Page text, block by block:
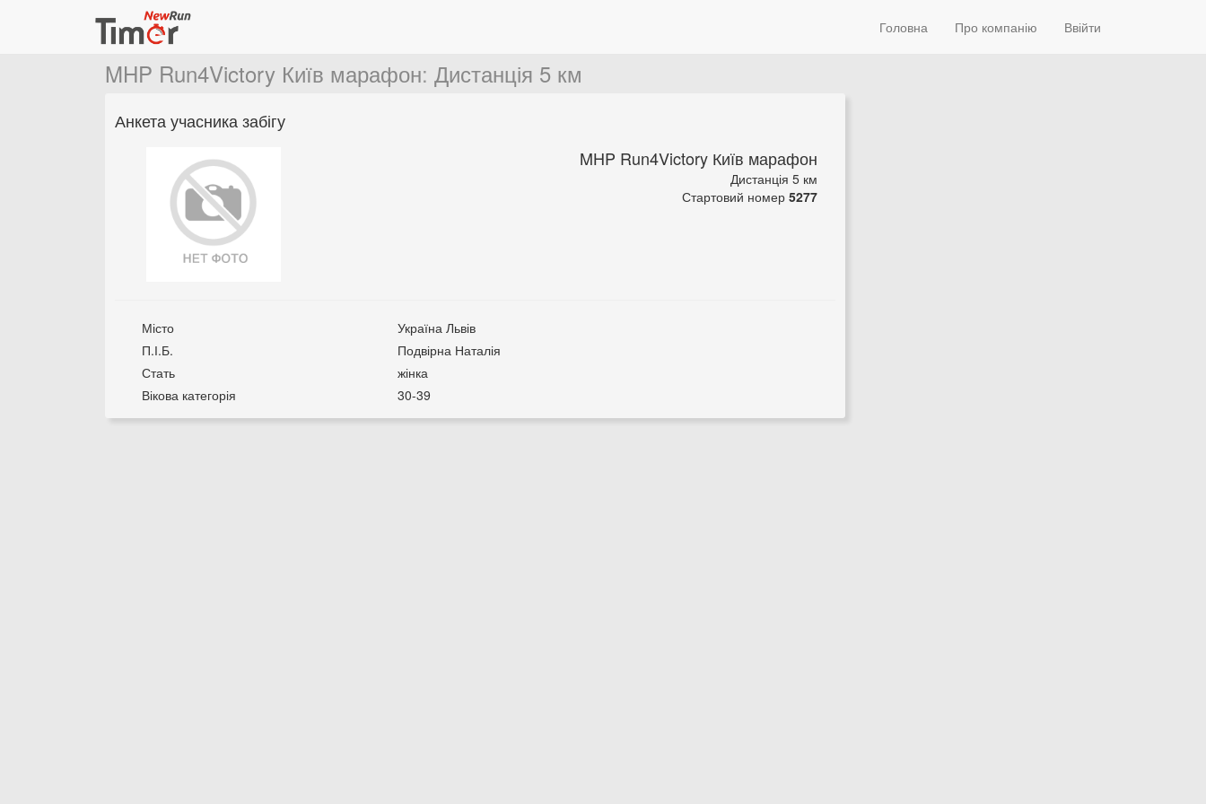
Головна Про компанію Ввійти
MHP Run4Victory Київ марафон: Дистанція 5 км
Анкета учасника забігу
MHP Run4Victory Київ марафон
Дистанція 5 км
Стартовий номер 5277
Місто
Україна Львів
П.І.Б.
Подвірна Наталія
Стать
жінка
Вікова категорія
30-39